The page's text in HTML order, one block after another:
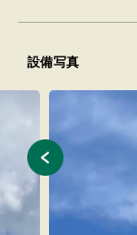
設備写真